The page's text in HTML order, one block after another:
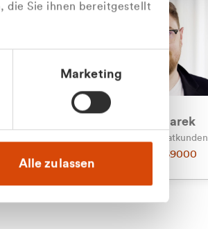
die Sie ihnen bereitgestellt
Marketing
Alle zulassen
Julian Marek
Vertrieb - Privatkunden
0216 237 69000